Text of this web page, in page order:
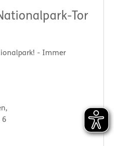
Tor
- Immer
6